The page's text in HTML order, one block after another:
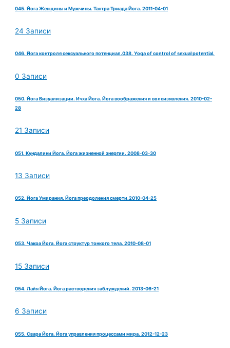
045. Йога Женщины и Мужчины. Тантра Триада Йога. 2011-04-01
24 Записи
046. Йога контроля сексуального потенциал.038. Yoga of control of sexual potential.
0 Записи
050. Йога Визуализации. Ичха Йога. Йога воображения и волеизявления. 2010-02-
28
21 Записи
051. Кундалини Йога. Йога жизненной энергии. 2008-03-30
13 Записи
052. Йога Умирания. Йога преодоления смерти.2010-04-25
5 Записи
053. Чакра Йога. Йога структур тонкого тела. 2010-08-01
15 Записи
054. Лайя Йога. Йога растворения заблуждений. 2013-06-21
6 Записи
055. Свара Йога. Йога управления процессами мира. 2012-12-23